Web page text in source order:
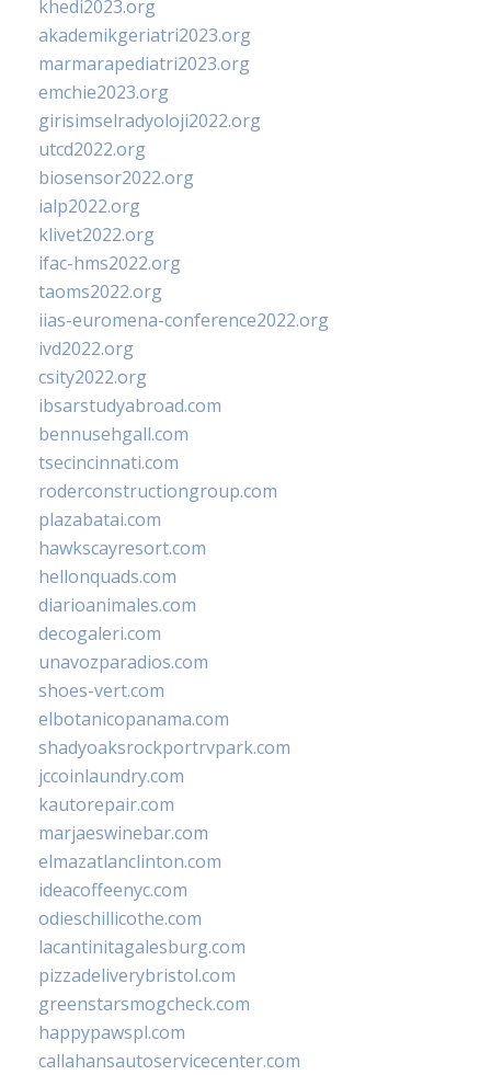
khedi2023.org
akademikgeriatri2023.org
marmarapediatri2023.org
emchie2023.org
girisimselradyoloji2022.org
utcd2022.org
biosensor2022.org
ialp2022.org
klivet2022.org
ifac-hms2022.org
taoms2022.org
iias-euromena-conference2022.org
ivd2022.org
csity2022.org
ibsarstudyabroad.com
bennusehgall.com
tsecincinnati.com
roderconstructiongroup.com
plazabatai.com
hawkscayresort.com
hellonquads.com
diarioanimales.com
decogaleri.com
unavozparadios.com
shoes-vert.com
elbotanicopanama.com
shadyoaksrockportrvpark.com
jccoinlaundry.com
kautorepair.com
marjaeswinebar.com
elmazatlanclinton.com
ideacoffeenyc.com
odieschillicothe.com
lacantinitagalesburg.com
pizzadeliverybristol.com
greenstarsmogcheck.com
happypawspl.com
callahansautoservicecenter.com